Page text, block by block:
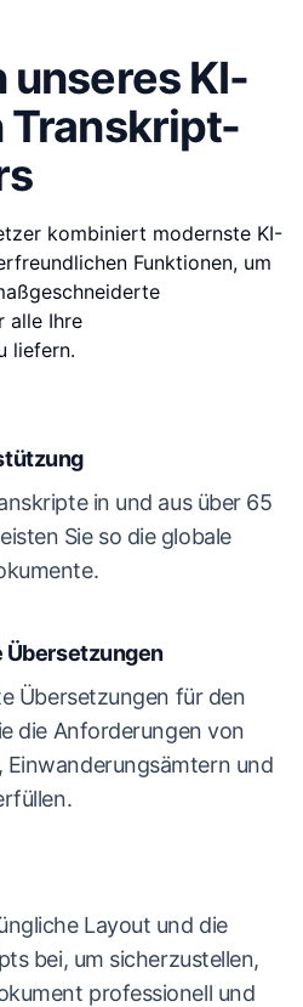
unseres KI-
kombiniert modernste KI-
Funktionen, um
alle Ihre
liefern.
in und aus über 65
Sie so die globale
Übersetzungen für den
die Anforderungen von
und
Layout und die
bei, um sicherzustellen,
professionell und